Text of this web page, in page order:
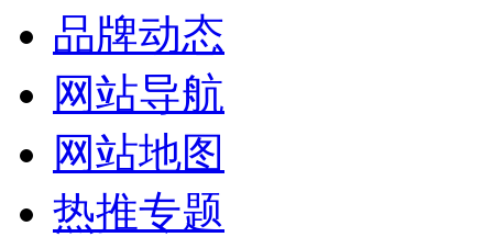
品牌动态
网站导航
网站地图
热推专题